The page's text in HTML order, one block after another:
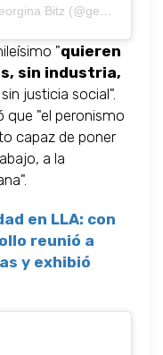
Una publicación compartida de Georgina Bitz (@georgibitz)
"quieren
sin industria,
justicia social".
que "el peronismo
capaz de poner
a la
en LLA: con
reunió a
y exhibió